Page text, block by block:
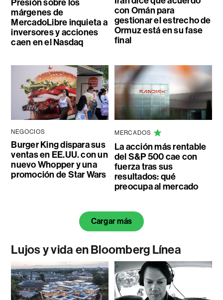
Presión sobre los
márgenes de
MercadoLibre inquieta a
inversores y acciones
caen en el Nasdaq
con Omán para
gestionar el estrecho de
Ormuz está en su fase
final
NEGOCIOS
Burger King dispara sus
ventas en EE.UU. con un
nuevo Whopper y una
promoción de Star Wars
MERCADOS
La acción más rentable
del S&P 500 cae con
fuerza tras sus
resultados: qué
preocupa al mercado
Cargar más
Lujos y vida en Bloomberg Línea